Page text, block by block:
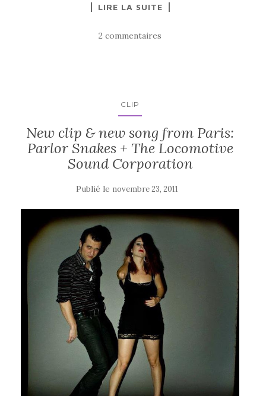
LIRE LA SUITE
2 commentaires
CLIP
New clip & new song from Paris:
Parlor Snakes + The Locomotive
Sound Corporation
Publié le novembre 23, 2011